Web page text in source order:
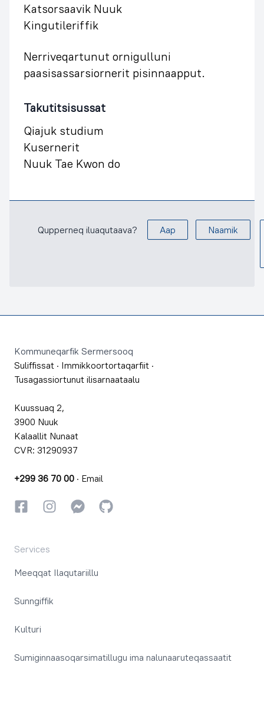
Katsorsaavik Nuuk
Kingutileriffik
Nerriveqartunut ornigulluni
paasisassarsiornerit pisinnaapput.
Takutitsisussat
Qiajuk studium
Kusernerit
Nuuk Tae Kwon do
Qupperneq iluaqutaava? Aap Naamik
Kommuneqarfik Sermersooq
Suliffissat · Immikkoortortaqarfiit ·
Tusagassiortunut ilisarnaataalu
Kuussuaq 2,
3900 Nuuk
Kalaallit Nunaat
CVR: 31290937
+299 36 70 00 · Email
FacebookkiInstagrammiInstagrammi
GitHub
Services
Meeqqat Ilaqutariillu
Sunngiffik
Kulturi
Sumiginnaasoqarsimatillugu ima nalunaaruteqassaatit